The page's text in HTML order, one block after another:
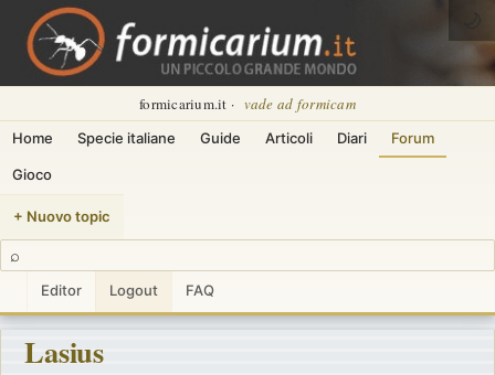
formicarium.it · vade ad formicam
Home Specie italiane Guide Articoli Diari Forum
Gioco
+ Nuovo topic
⌕
Editor Logout FAQ
🌙
Lasius